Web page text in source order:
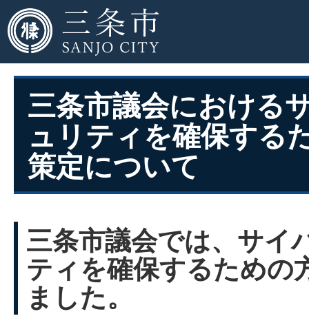
三条市議会における
ュリティを確保する
策定について
三条市議会では、サイ
ティを確保するための
ました。